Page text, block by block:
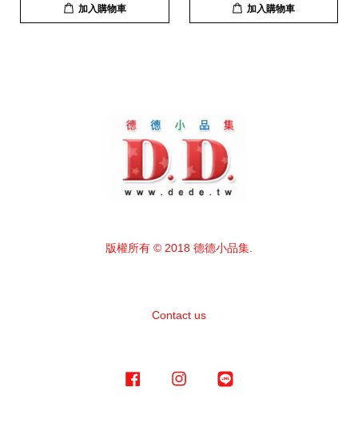
加入購物車 加入購物車
版權所有 © 2018 德德小品集.
Contact us
Facebook Instagram